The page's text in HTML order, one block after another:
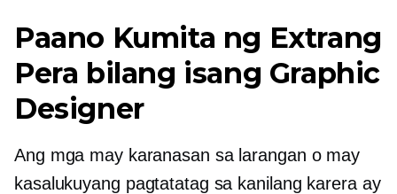
Paano Kumita ng Extrang
Pera bilang isang Graphic
Designer
Ang mga may karanasan sa larangan o may
kasalukuyang pagtatatag sa kanilang karera ay